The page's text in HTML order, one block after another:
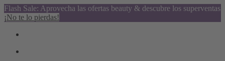
Flash Sale: Aprovecha las ofertas beauty & descubre los superventas
¡No te lo pierdas!